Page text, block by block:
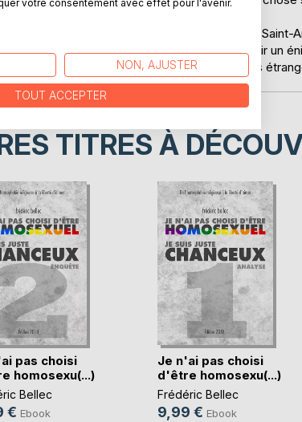
départ de la Côte d'Azur pour la petite ville de
du Centre France. Mais j'allais découvrir un
une contrée "où se passaient des choses
TITRES À
pas choisi
homosexu(...)
Bellec
€ Ebook
Je n'ai pas choisi
d'être homosexu(...)
Frédéric Bellec
9,99 € Ebook
votre consentement avec effet pour l'avenir.
NON, AJUSTER
TOUT ACCEPTER